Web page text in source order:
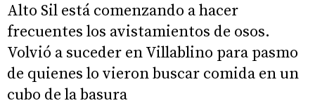
Alto Sil está comenzando a hacer
frecuentes los avistamientos de osos.
Volvió a suceder en Villablino para pasmo
de quienes lo vieron buscar comida en un
cubo de la basura